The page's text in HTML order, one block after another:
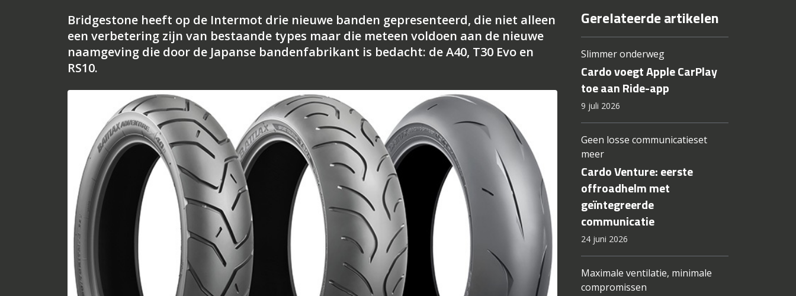
Bridgestone heeft op de Intermot drie nieuwe banden gepresenteerd, die niet alleen
een verbetering zijn van bestaande types maar die meteen voldoen aan de nieuwe
naamgeving die door de Japanse bandenfabrikant is bedacht: de A40, T30 Evo en
RS10.
Gerelateerde artikelen
Slimmer onderweg
Cardo voegt Apple CarPlay
toe aan Ride-app
9 juli 2026
Geen losse communicatieset
meer
Cardo Venture: eerste
offroadhelm met
geïntegreerde
communicatie
24 juni 2026
Maximale ventilatie, minimale
compromissen